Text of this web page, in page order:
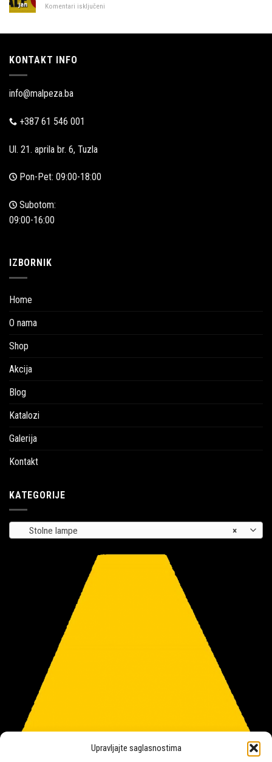
Upravljajte saglasnostima
jan Komentari isključeni
KONTAKT INFO
info@malpeza.ba
+387 61 546 001
Ul. 21. aprila br. 6, Tuzla
Pon-Pet: 09:00-18:00
Subotom:
09:00-16:00
IZBORNIK
Home
O nama
Shop
Akcija
Blog
Katalozi
Galerija
Kontakt
KATEGORIJE
×
Stolne lampe